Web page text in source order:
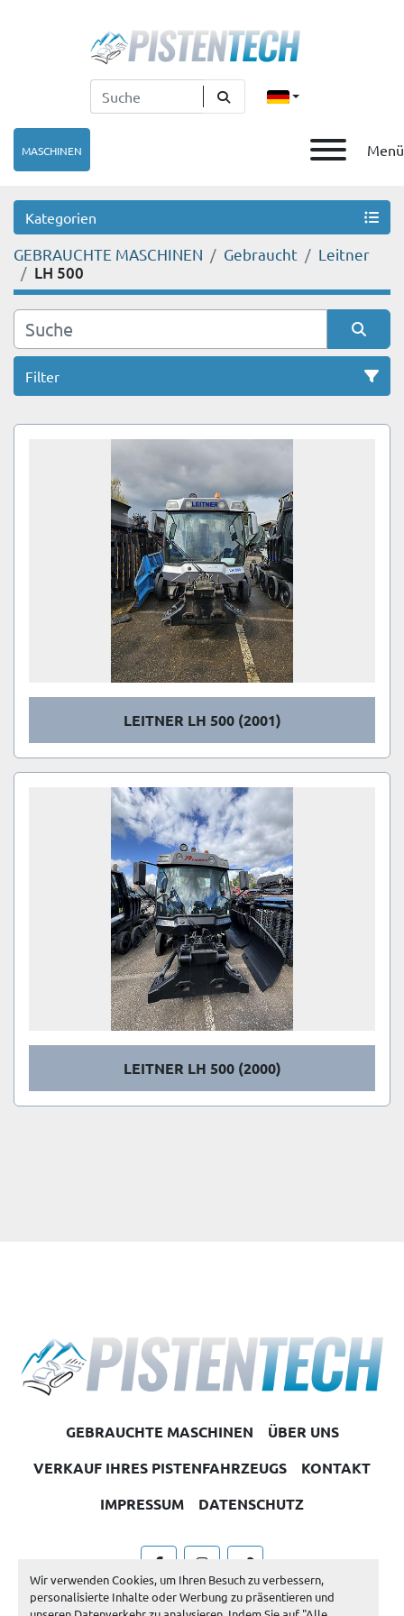
Wir verwenden Cookies, um Ihren Besuch zu verbessern,
personalisierte Inhalte oder Werbung zu präsentieren und
Menü
MASCHINEN
Kategorien
GEBRAUCHTE MASCHINEN Gebraucht Leitner
LH 500
Filter
Sortieren nach
LEITNER LH 500 (2001)
LEITNER LH 500 (2000)
GEBRAUCHTE MASCHINEN
ÜBER UNS
VERKAUF IHRES PISTENFAHRZEUGS
KONTAKT
IMPRESSUM
DATENSCHUTZ
facebookinstagram
Machinio System-Website vonMachinio